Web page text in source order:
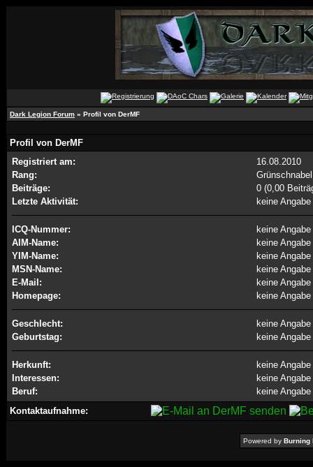
Dark Legion Forum » Profil von DerMF
Profil von DerMF
Registriert am:
16.08.2010
Rang:
Beiträge:
0 (0,00
Letzte Aktivität:
keine Angabe
ICQ-Nummer:
keine Angabe
AIM-Name:
keine Angabe
YIM-Name:
keine Angabe
MSN-Name:
keine Angabe
E-Mail:
keine Angabe
Homepage:
keine Angabe
Geschlecht:
keine Angabe
Geburtstag:
keine Angabe
Herkunft:
keine Angabe
Interessen:
keine Angabe
Beruf:
keine Angabe
Kontaktaufnahme:
Powered by Burning